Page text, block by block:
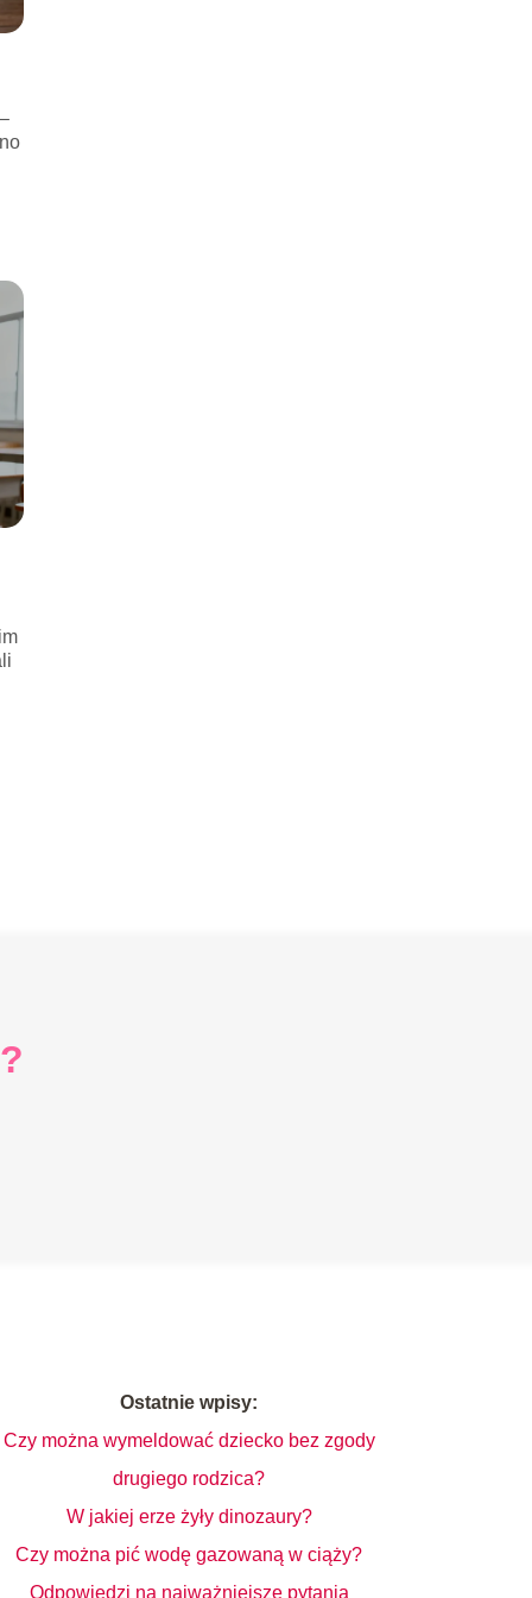
Ostatnie wpisy:
Czy można wymeldować dziecko bez zgody
drugiego rodzica?
W jakiej erze żyły dinozaury?
Czy można pić wodę gazowaną w ciąży?
Odpowiedzi na najważniejsze pytania